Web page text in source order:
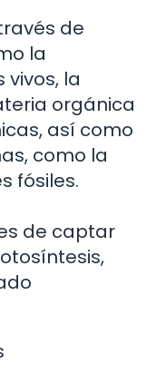
de
la
vivos, la
orgánica
así como
como la
fósiles.
de captar